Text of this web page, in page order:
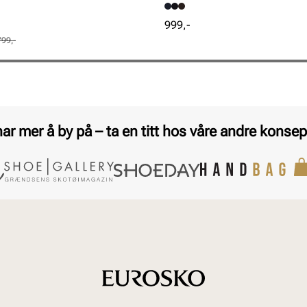
Pris
999,-
mer å by på – ta en titt hos våre andre